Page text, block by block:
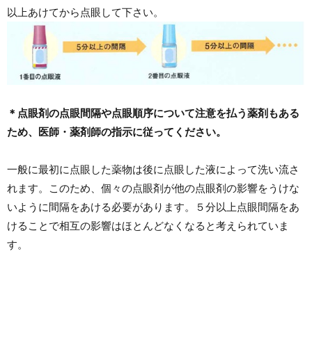
以上あけてから点眼して下さい。
＊点眼剤の点眼間隔や点眼順序について注意を払う薬剤もある
ため、医師・薬剤師の指示に従ってください。
一般に最初に点眼した薬物は後に点眼した液によって洗い流さ
れます。このため、個々の点眼剤が他の点眼剤の影響をうけな
いように間隔をあける必要があります。５分以上点眼間隔をあ
けることで相互の影響はほとんどなくなると考えられていま
す。